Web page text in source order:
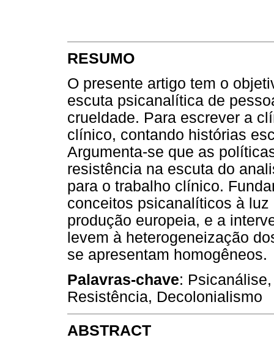
RESUMO
O presente artigo tem o
escuta psicanalítica de
crueldade. Para escrever a
clínico, contando histórias
Argumenta-se que as
resistência na escuta do
para o trabalho clínico.
conceitos psicanalíticos à
produção europeia, e a
levem à heterogeneização
se apresentam homogêneos.
Palavras-chave:
Resistência, Decolonialismo
ABSTRACT